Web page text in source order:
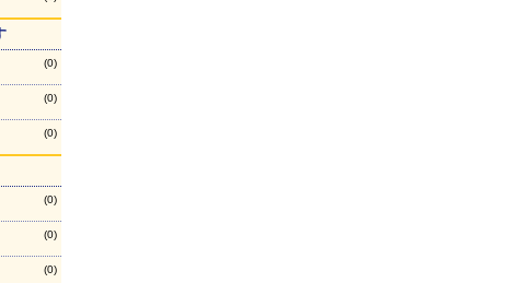
(0)
(0)
(0)
(0)
(0)
(0)